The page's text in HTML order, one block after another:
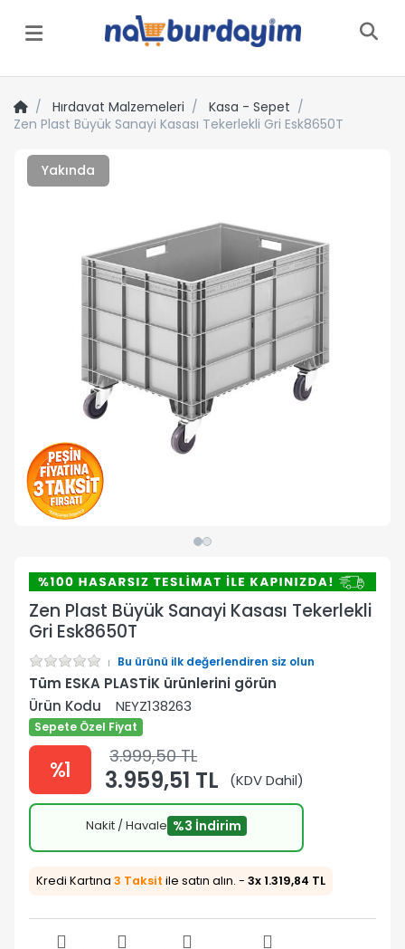
Menü
Hırdavat Malzemeleri
Kasa - Sepet
Zen Plast Büyük Sanayi Kasası Tekerlekli Gri Esk8650T
Yakında
Zen Plast Büyük Sanayi Kasası Tekerlekli
Gri Esk8650T
Bu ürünü ilk değerlendiren siz olun
Tüm ESKA PLASTİK ürünlerini görün
Ürün Kodu
NEYZ138263
Sepete Özel Fiyat
%1 3.999,50 TL
3.959,51 TL (KDV Dahil)
Nakit / Havale %3 İndirim
Kredi Kartına 3 Taksit ile satın alın. - 3x 1.319,84 TL